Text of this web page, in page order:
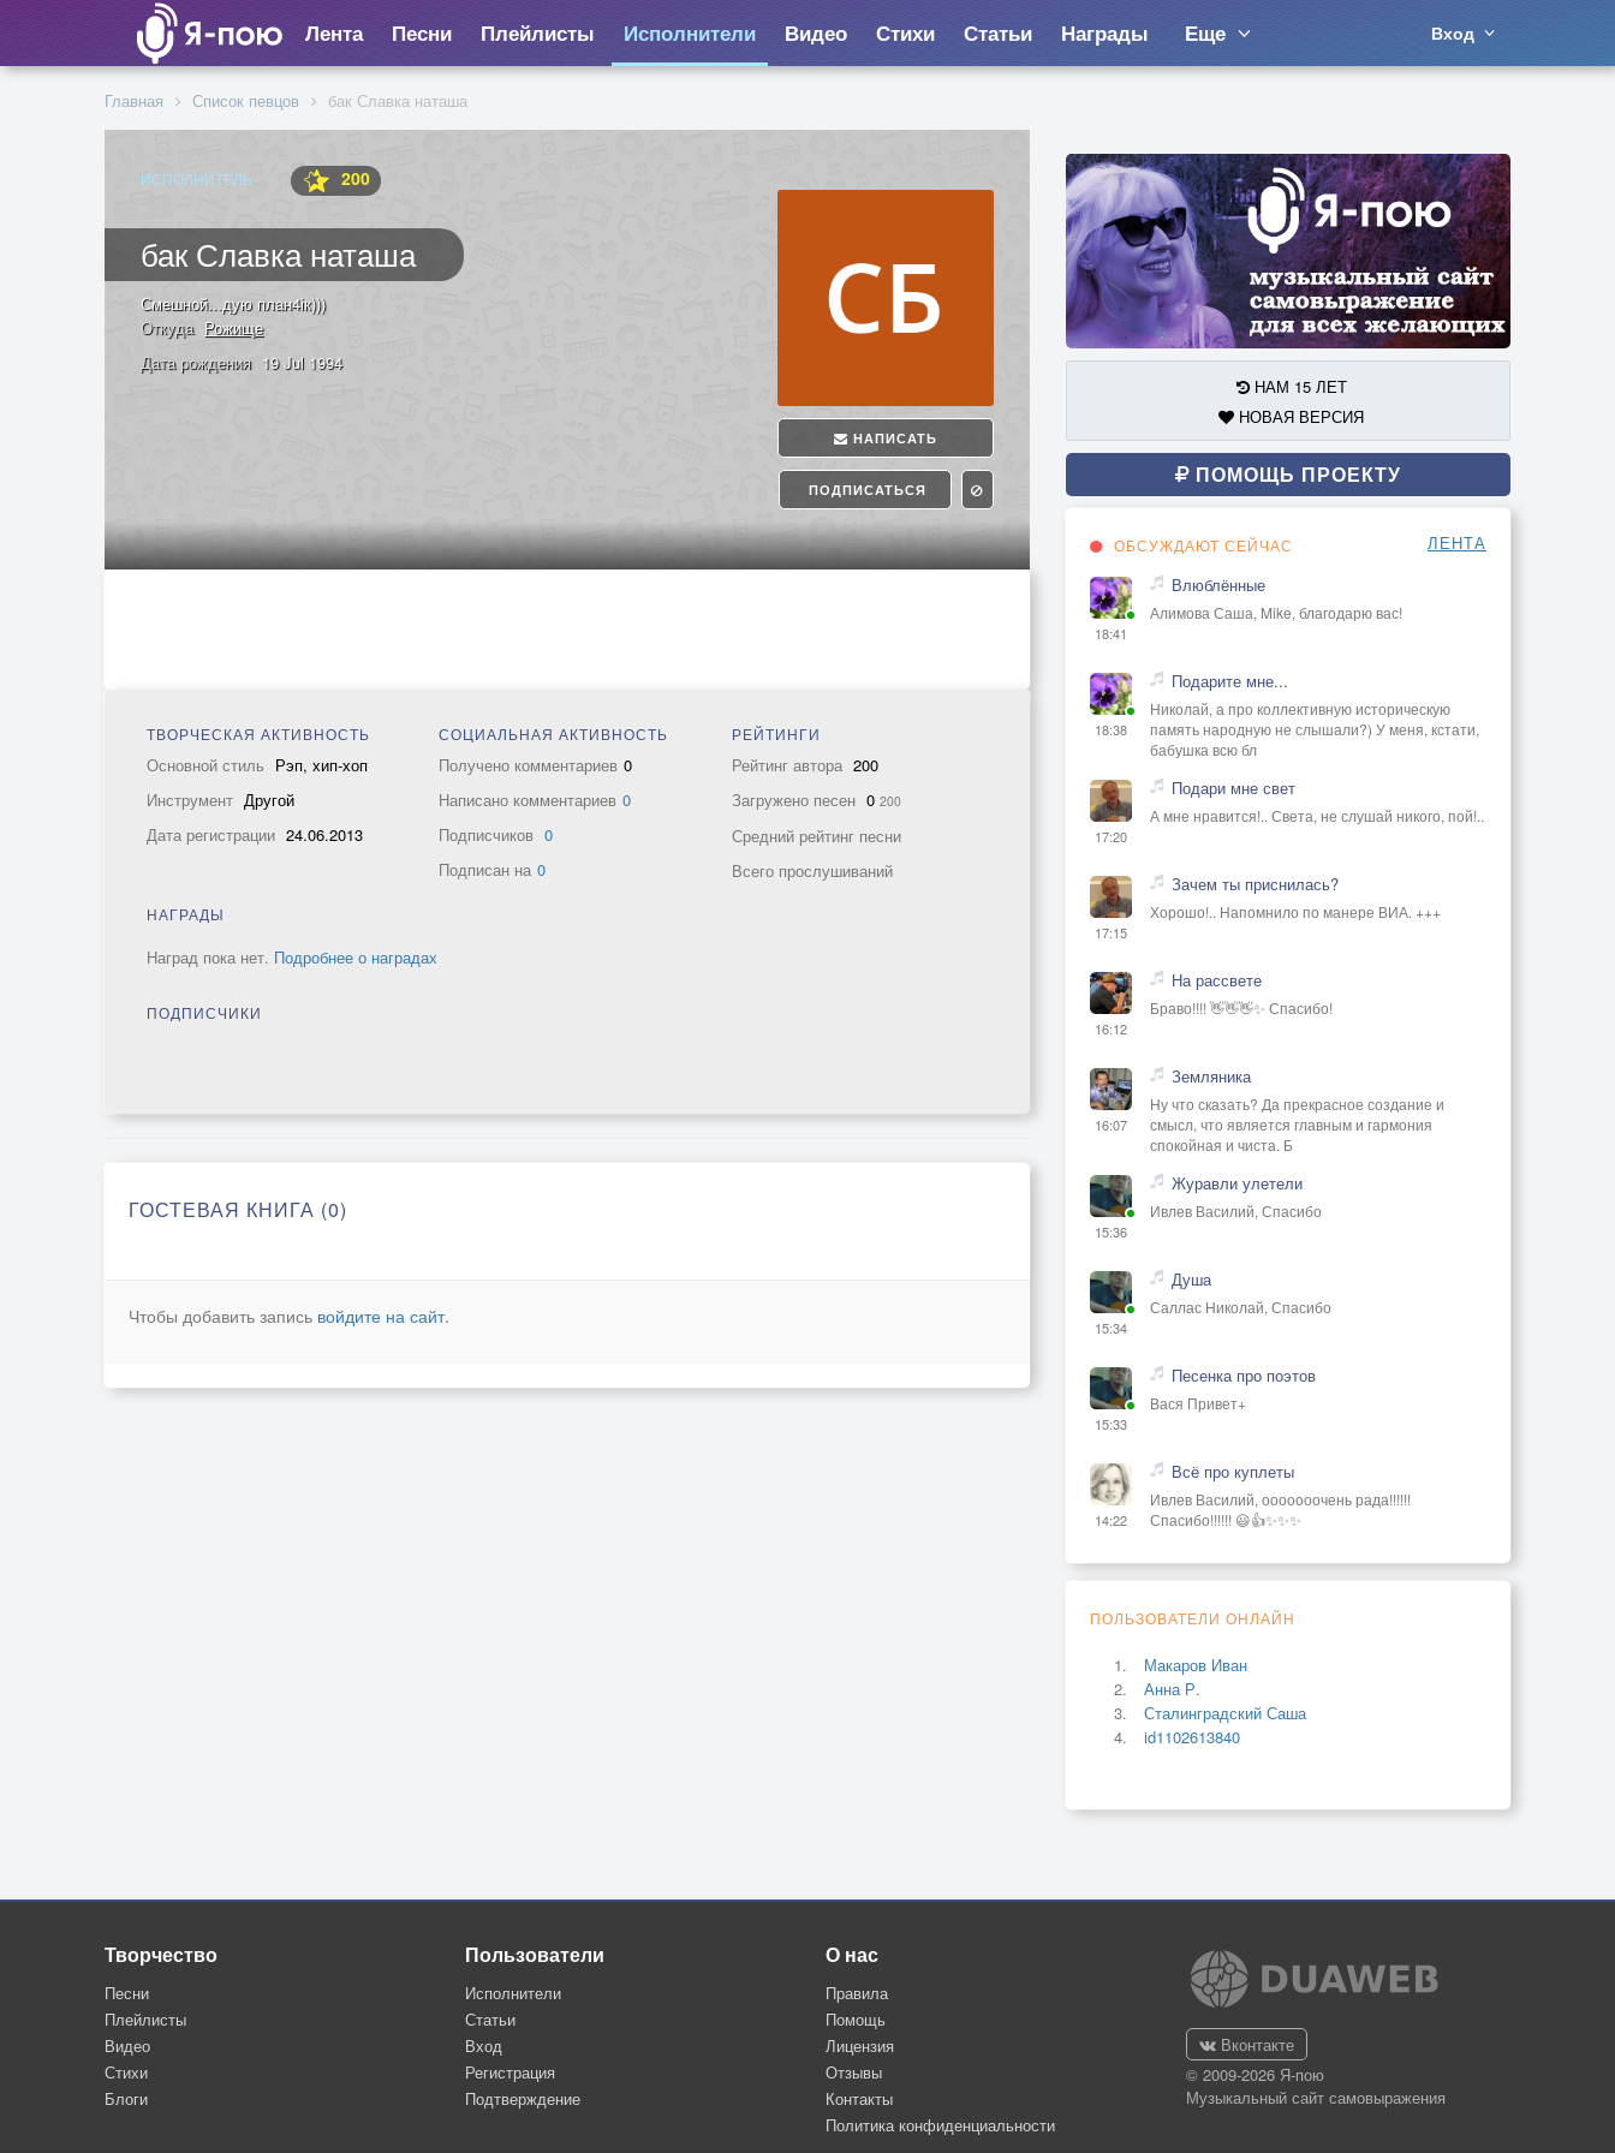
Лента Песни Плейлисты Исполнители Видео Стихи Статьи Награды Еще Вход
Главная Список певцов бак Славка наташа
ИСПОЛНИТЕЛЬ 200
бак Славка наташа
НАПИСАТЬ
ПОДПИСАТЬСЯ
Смешной...дую план4ік)))
Откуда Рожище
Дата рождения 19 Jul 1994
ТВОРЧЕСКАЯ АКТИВНОСТЬ
Основной стиль Рэп, хип-хоп
Инструмент Другой
Дата регистрации 24.06.2013
СОЦИАЛЬНАЯ АКТИВНОСТЬ
Получено комментариев 0
Написано комментариев 0
Подписчиков 0
Подписан на 0
РЕЙТИНГИ
Рейтинг автора 200
Загружено песен 0 200
Средний рейтинг песни
Всего прослушиваний
НАГРАДЫ
Наград пока нет. Подробнее о наградах
ПОДПИСЧИКИ
ГОСТЕВАЯ КНИГА (0)
Чтобы добавить запись войдите на сайт.
НАМ 15 ЛЕТ
НОВАЯ ВЕРСИЯ
ПОМОЩЬ ПРОЕКТУ
ОБСУЖДАЮТ СЕЙЧАС ЛЕНТА
18:41
Влюблённые
Алимова Саша, Mike, благодарю вас!
18:38
Подарите мне...
Николай, а про коллективную историческую
память народную не слышали?) У меня, кстати,
бабушка всю бл
17:20
Подари мне свет
А мне нравится!.. Света, не слушай никого, пой!..
17:15
Зачем ты приснилась?
Хорошо!.. Напомнило по манере ВИА. +++
16:12
На рассвете
Браво!!!! 👋👋👋✨ Спасибо!
16:07
Земляника
Ну что сказать? Да прекрасное создание и
смысл, что является главным и гармония
спокойная и чиста. Б
15:36
Журавли улетели
Ивлев Василий, Спасибо
15:34
Душа
Саллас Николай, Спасибо
15:33
Песенка про поэтов
Вася Привет+
14:22
Всё про куплеты
Ивлев Василий, ооооооочень рада!!!!!!
Спасибо!!!!!! 😃👍✨✨✨
ПОЛЬЗОВАТЕЛИ ОНЛАЙН
Макаров Иван
Анна Р.
Сталинградский Саша
id1102613840
Творчество
Песни
Плейлисты
Видео
Стихи
Блоги
Пользователи
Исполнители
Статьи
Вход
Регистрация
Подтверждение
О нас
Правила
Помощь
Лицензия
Отзывы
Контакты
Политика конфиденциальности
Вконтакте
© 2009-2026 Я-пою
Музыкальный сайт самовыражения